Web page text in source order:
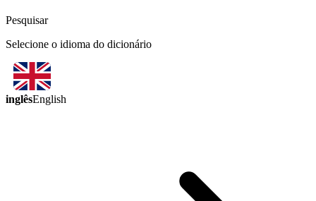
Pesquisar
Selecione o idioma do dicionário
inglêsEnglish